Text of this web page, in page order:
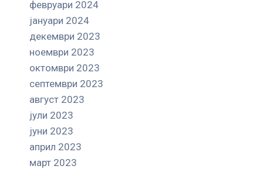
февруари 2024
јануари 2024
декември 2023
ноември 2023
октомври 2023
септември 2023
август 2023
јули 2023
јуни 2023
април 2023
март 2023